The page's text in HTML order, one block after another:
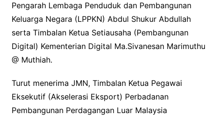
Pengarah Lembaga Penduduk dan Pembangunan
Keluarga Negara (LPPKN) Abdul Shukur Abdullah
serta Timbalan Ketua Setiausaha (Pembangunan
Digital) Kementerian Digital Ma.Sivanesan Marimuthu
@ Muthiah.
Turut menerima JMN, Timbalan Ketua Pegawai
Eksekutif (Akselerasi Eksport) Perbadanan
Pembangunan Perdagangan Luar Malaysia